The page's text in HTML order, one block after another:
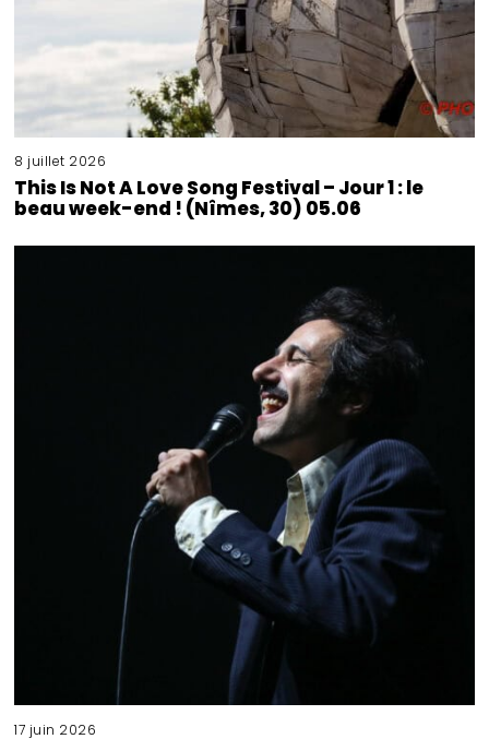
8 juillet 2026
This Is Not A Love Song Festival – Jour 1 : le
beau week-end ! (Nîmes, 30) 05.06
17 juin 2026